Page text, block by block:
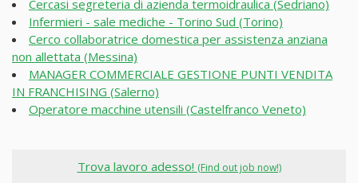
Cercasi segreteria di azienda termoidraulica (Sedriano)
Infermieri - sale mediche - Torino Sud (Torino)
Cerco collaboratrice domestica per assistenza anziana
non allettata (Messina)
MANAGER COMMERCIALE GESTIONE PUNTI VENDITA
IN FRANCHISING (Salerno)
Operatore macchine utensili (Castelfranco Veneto)
Trova lavoro adesso! (Find out job now!)